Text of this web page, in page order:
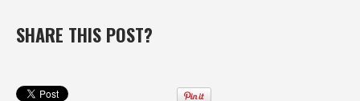
SHARE THIS POST?